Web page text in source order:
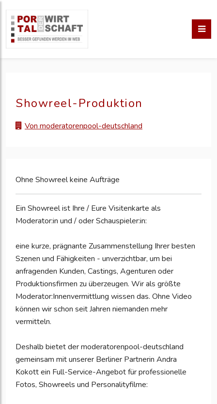
Showreel-Produktion
Von moderatorenpool-deutschland
Ohne Showreel keine Aufträge
Ein Showreel ist Ihre / Eure Visitenkarte als
Moderator:in und / oder Schauspieler:in:
eine kurze, prägnante Zusammenstellung Ihrer besten
Szenen und Fähigkeiten - unverzichtbar, um bei
anfragenden Kunden, Castings, Agenturen oder
Produktionsfirmen zu überzeugen. Wir als größte
Moderator:Innenvermittlung wissen das. Ohne Video
können wir schon seit Jahren niemanden mehr
vermitteln.
Deshalb bietet der moderatorenpool-deutschland
gemeinsam mit unserer Berliner Partnerin Andra
Kokott ein Full-Service-Angebot für professionelle
Fotos, Showreels und Personalityfilme: